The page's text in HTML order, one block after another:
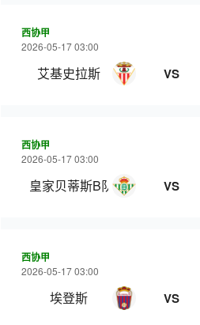
西协甲
2026-05-17 03:00
艾基史拉斯 VS
西协甲
2026-05-17 03:00
皇家贝蒂斯B队 VS
西协甲
2026-05-17 03:00
埃登斯 VS